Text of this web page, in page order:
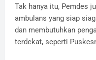
Tak hanya itu, Pemdes
ambulans yang siap
dan membutuhkan
terdekat, seperti